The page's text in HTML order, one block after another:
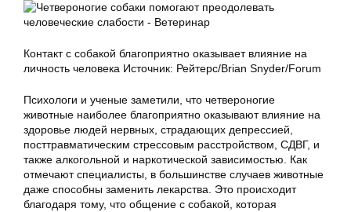
Контакт с собакой благоприятно оказывает влияние на
личность человека Источник: Рейтерс/Brian Snyder/Forum
Психологи и ученые заметили, что четвероногие
животные наиболее благоприятно оказывают влияние на
здоровье людей нервных, страдающих депрессией,
посттравматическим стрессовым расстройством, СДВГ, и
также алкогольной и наркотической зависимостью. Как
отмечают специалисты, в большинстве случаев животные
даже способны заменить лекарства. Это происходит
благодаря тому, что общение с собакой, которая